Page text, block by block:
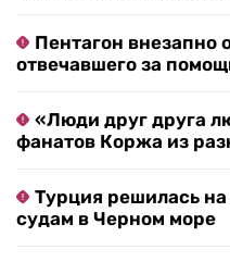
Пентагон внезапно
отвечавшего за
«Люди друг друга
фанатов Коржа из
Турция решилась
судам в Черном море